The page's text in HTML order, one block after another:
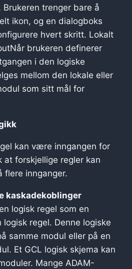
Brukeren trenger bare å
ikon, og en dialogboks
hvert skritt. Lokalt
brukeren definerer
i den logiske
mellom den lokale eller
som sitt mål for
kan være inngangen for
at forskjellige regler kan
flere innganger.
kaskadekoblinger
logisk regel som en
regel. Denne logiske
samme modul eller på en
Et GCL logisk skjema kan
Mange ADAM-